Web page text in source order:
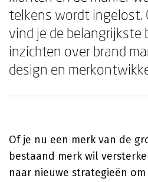
telkens wordt ingelost.
vind je de belangrijkste
inzichten over brand
design en
Of je nu een merk van de
bestaand merk wil
naar nieuwe strategieën